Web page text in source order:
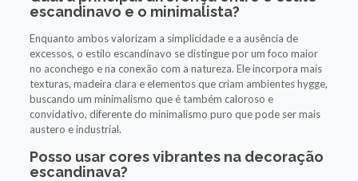
escandinavo e o minimalista?
Enquanto ambos valorizam a simplicidade e a ausência de
excessos, o estilo escandinavo se distingue por um foco maior
no aconchego e na conexão com a natureza. Ele incorpora mais
texturas, madeira clara e elementos que criam ambientes hygge,
buscando um minimalismo que é também caloroso e
convidativo, diferente do minimalismo puro que pode ser mais
austero e industrial.
Posso usar cores vibrantes na decoração
escandinava?